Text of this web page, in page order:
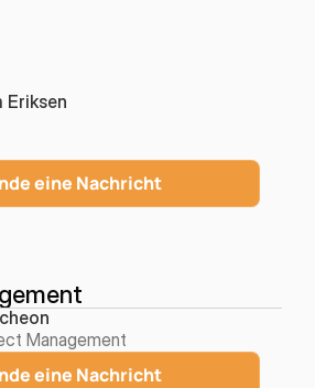
Eriksen
eine Nachricht
Management
eine Nachricht